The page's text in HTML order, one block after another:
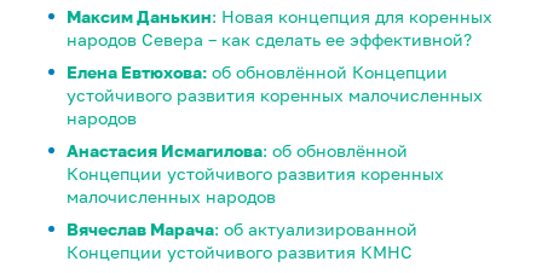
Максим Данькин: Новая концепция для коренных
народов Севера – как сделать ее эффективной?
Елена Евтюхова: об обновлённой Концепции
устойчивого развития коренных малочисленных
народов
Анастасия Исмагилова: об обновлённой
Концепции устойчивого развития коренных
малочисленных народов
Вячеслав Марача: об актуализированной
Концепции устойчивого развития КМНС